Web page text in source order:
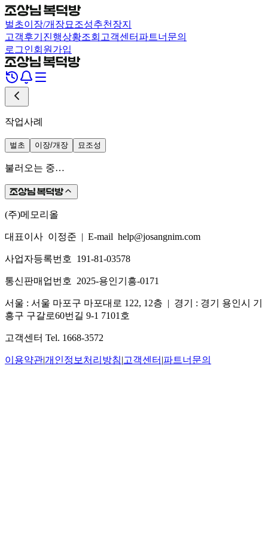
벌초이장/개장묘조성추천장지
고객후기 진행상황조회 고객센터 파트너문의
로그인회원가입
작업사례
벌초 이장/개장 묘조성
불러오는 중…
(주)메모리올
대표이사 이정준 | E-mail help@josangnim.com
사업자등록번호 191-81-03578
통신판매업번호 2025-용인기흥-0171
서울 : 서울 마포구 마포대로 122, 12층 | 경기 : 경기 용인시 기
흥구 구갈로60번길 9-1 7101호
고객센터 Tel. 1668-3572
이용약관|개인정보처리방침|고객센터 |파트너문의